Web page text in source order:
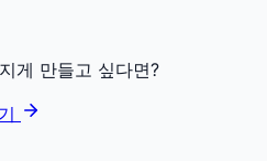
게 만들고 싶다면?